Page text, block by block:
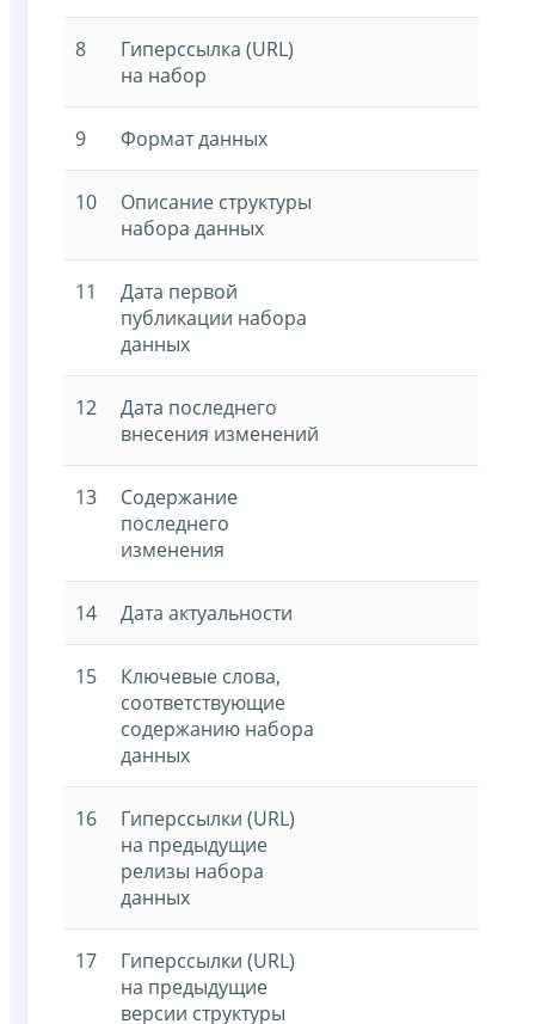
8
Гиперссылка (URL)
на набор
9 Формат данных
10
Описание структуры
набора данных
11
Дата первой
публикации набора
данных
12
Дата последнего
внесения изменений
13
Содержание
последнего
изменения
14 Дата актуальности
15
Ключевые слова,
соответствующие
содержанию набора
данных
16
Гиперссылки (URL)
на предыдущие
релизы набора
данных
17
Гиперссылки (URL)
на предыдущие
версии структуры